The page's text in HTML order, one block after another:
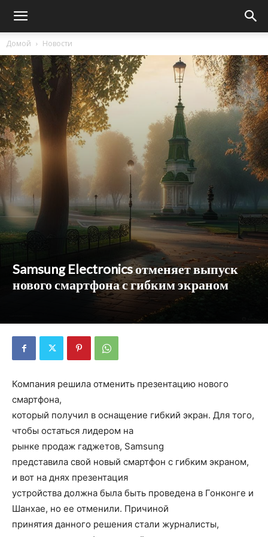
Домой Новости
Samsung Electronics отменяет выпуск
нового смартфона с гибким экраном
Компания решила отменить презентацию нового
смартфона,
который получил в оснащение гибкий экран. Для того,
чтобы остаться лидером на
рынке продаж гаджетов, Samsung
представила свой новый смартфон с гибким экраном,
и вот на днях презентация
устройства должна была быть проведена в Гонконге и
Шанхае, но ее отменили. Причиной
принятия данного решения стали журналисты,